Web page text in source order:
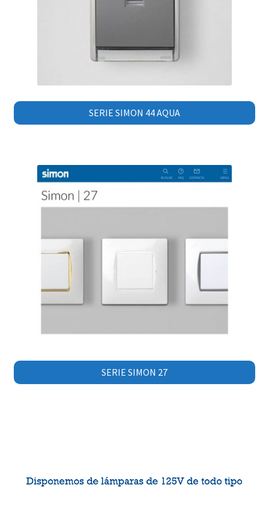
SERIE SIMON 44 AQUA
SERIE SIMON 27